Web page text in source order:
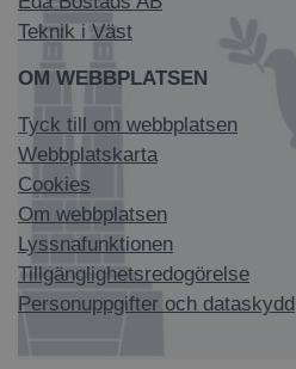
Teknik i Väst
OM WEBBPLATSEN
Tyck till om webbplatsen
Webbplatskarta
Cookies
Om webbplatsen
Lyssnafunktionen
Tillgänglighetsredogörelse
Personuppgifter och dataskydd